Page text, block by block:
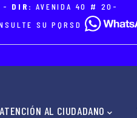
DIR: AVENIDA 40 # 20-
SU PQRSD
ATENCIÓN AL CIUDADANO